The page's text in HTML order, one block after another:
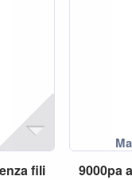
fili 9000pa